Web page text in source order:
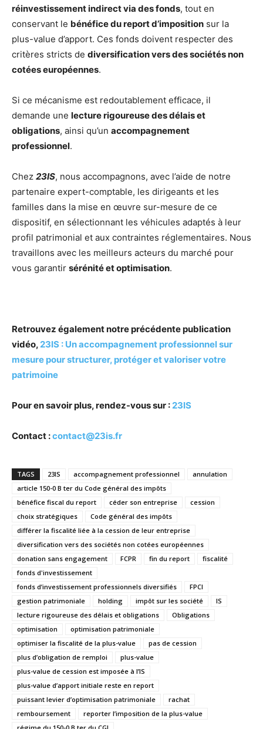
réinvestissement indirect via des fonds, tout en
conservant le bénéfice du report d’imposition sur la
plus-value d’apport. Ces fonds doivent respecter des
critères stricts de diversification vers des sociétés non
cotées européennes.
Si ce mécanisme est redoutablement efficace, il
demande une lecture rigoureuse des délais et
obligations, ainsi qu’un accompagnement
professionnel.
Chez 23IS, nous accompagnons, avec l’aide de notre
partenaire expert-comptable, les dirigeants et les
familles dans la mise en œuvre sur-mesure de ce
dispositif, en sélectionnant les véhicules adaptés à leur
profil patrimonial et aux contraintes réglementaires. Nous
travaillons avec les meilleurs acteurs du marché pour
vous garantir sérénité et optimisation.
Retrouvez également notre précédente publication
vidéo, 23IS : Un accompagnement professionnel sur
mesure pour structurer, protéger et valoriser votre
patrimoine
Pour en savoir plus, rendez-vous sur : 23IS
Contact :contact@23is.fr
TAGS 23IS accompagnement professionnel
annulation
article 150-0 B ter du Code général des impôts
bénéfice fiscal du report
céder son entreprise
cession
choix stratégiques
Code général des impôts
différer la fiscalité liée à la cession de leur entreprise
diversification vers des sociétés non cotées européennes
donation sans engagement
FCPR fin du report
fiscalité
fonds d'investissement
fonds d’investissement professionnels diversifiés
FPCI
gestion patrimoniale
holding impôt sur les société
IS
lecture rigoureuse des délais et obligations
Obligations
optimisation
optimisation patrimoniale
optimiser la fiscalité de la plus-value
pas de cession
plus d’obligation de remploi
plus-value
plus-value de cession est imposée à l’IS
plus-value d’apport initiale reste en report
puissant levier d’optimisation patrimoniale
rachat
remboursement
reporter l’imposition de la plus-value